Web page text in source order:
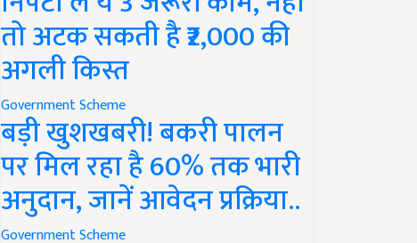
तो अटक सकती है ₹2,000 की
अगली किस्त
Government Scheme
बड़ी खुशखबरी! बकरी पालन
पर मिल रहा है 60% तक भारी
अनुदान, जानें आवेदन प्रक्रिया..
Government Scheme